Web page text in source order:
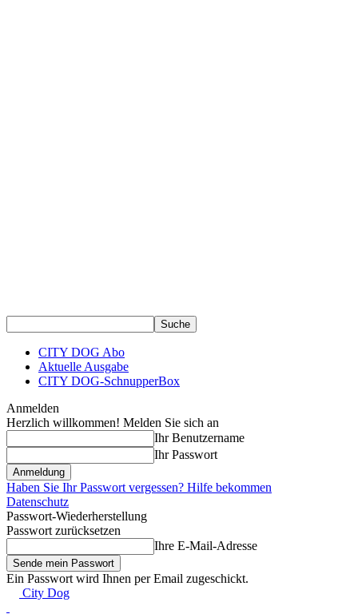
CITY DOG Abo
Aktuelle Ausgabe
CITY DOG-SchnupperBox
Anmelden
Herzlich willkommen! Melden Sie sich an
Ihr Benutzername
Ihr Passwort
Haben Sie Ihr Passwort vergessen? Hilfe bekommen
Datenschutz
Passwort-Wiederherstellung
Passwort zurücksetzen
Ihre E-Mail-Adresse
Ein Passwort wird Ihnen per Email zugeschickt.
City Dog